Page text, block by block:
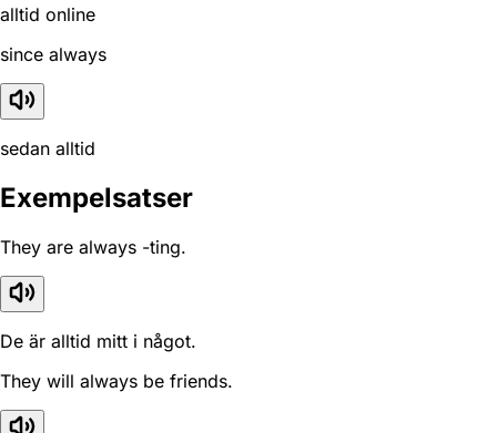
alltid online
since always
sedan alltid
Exempelsatser
They are always -ting.
De är alltid mitt i något.
They will always be friends.